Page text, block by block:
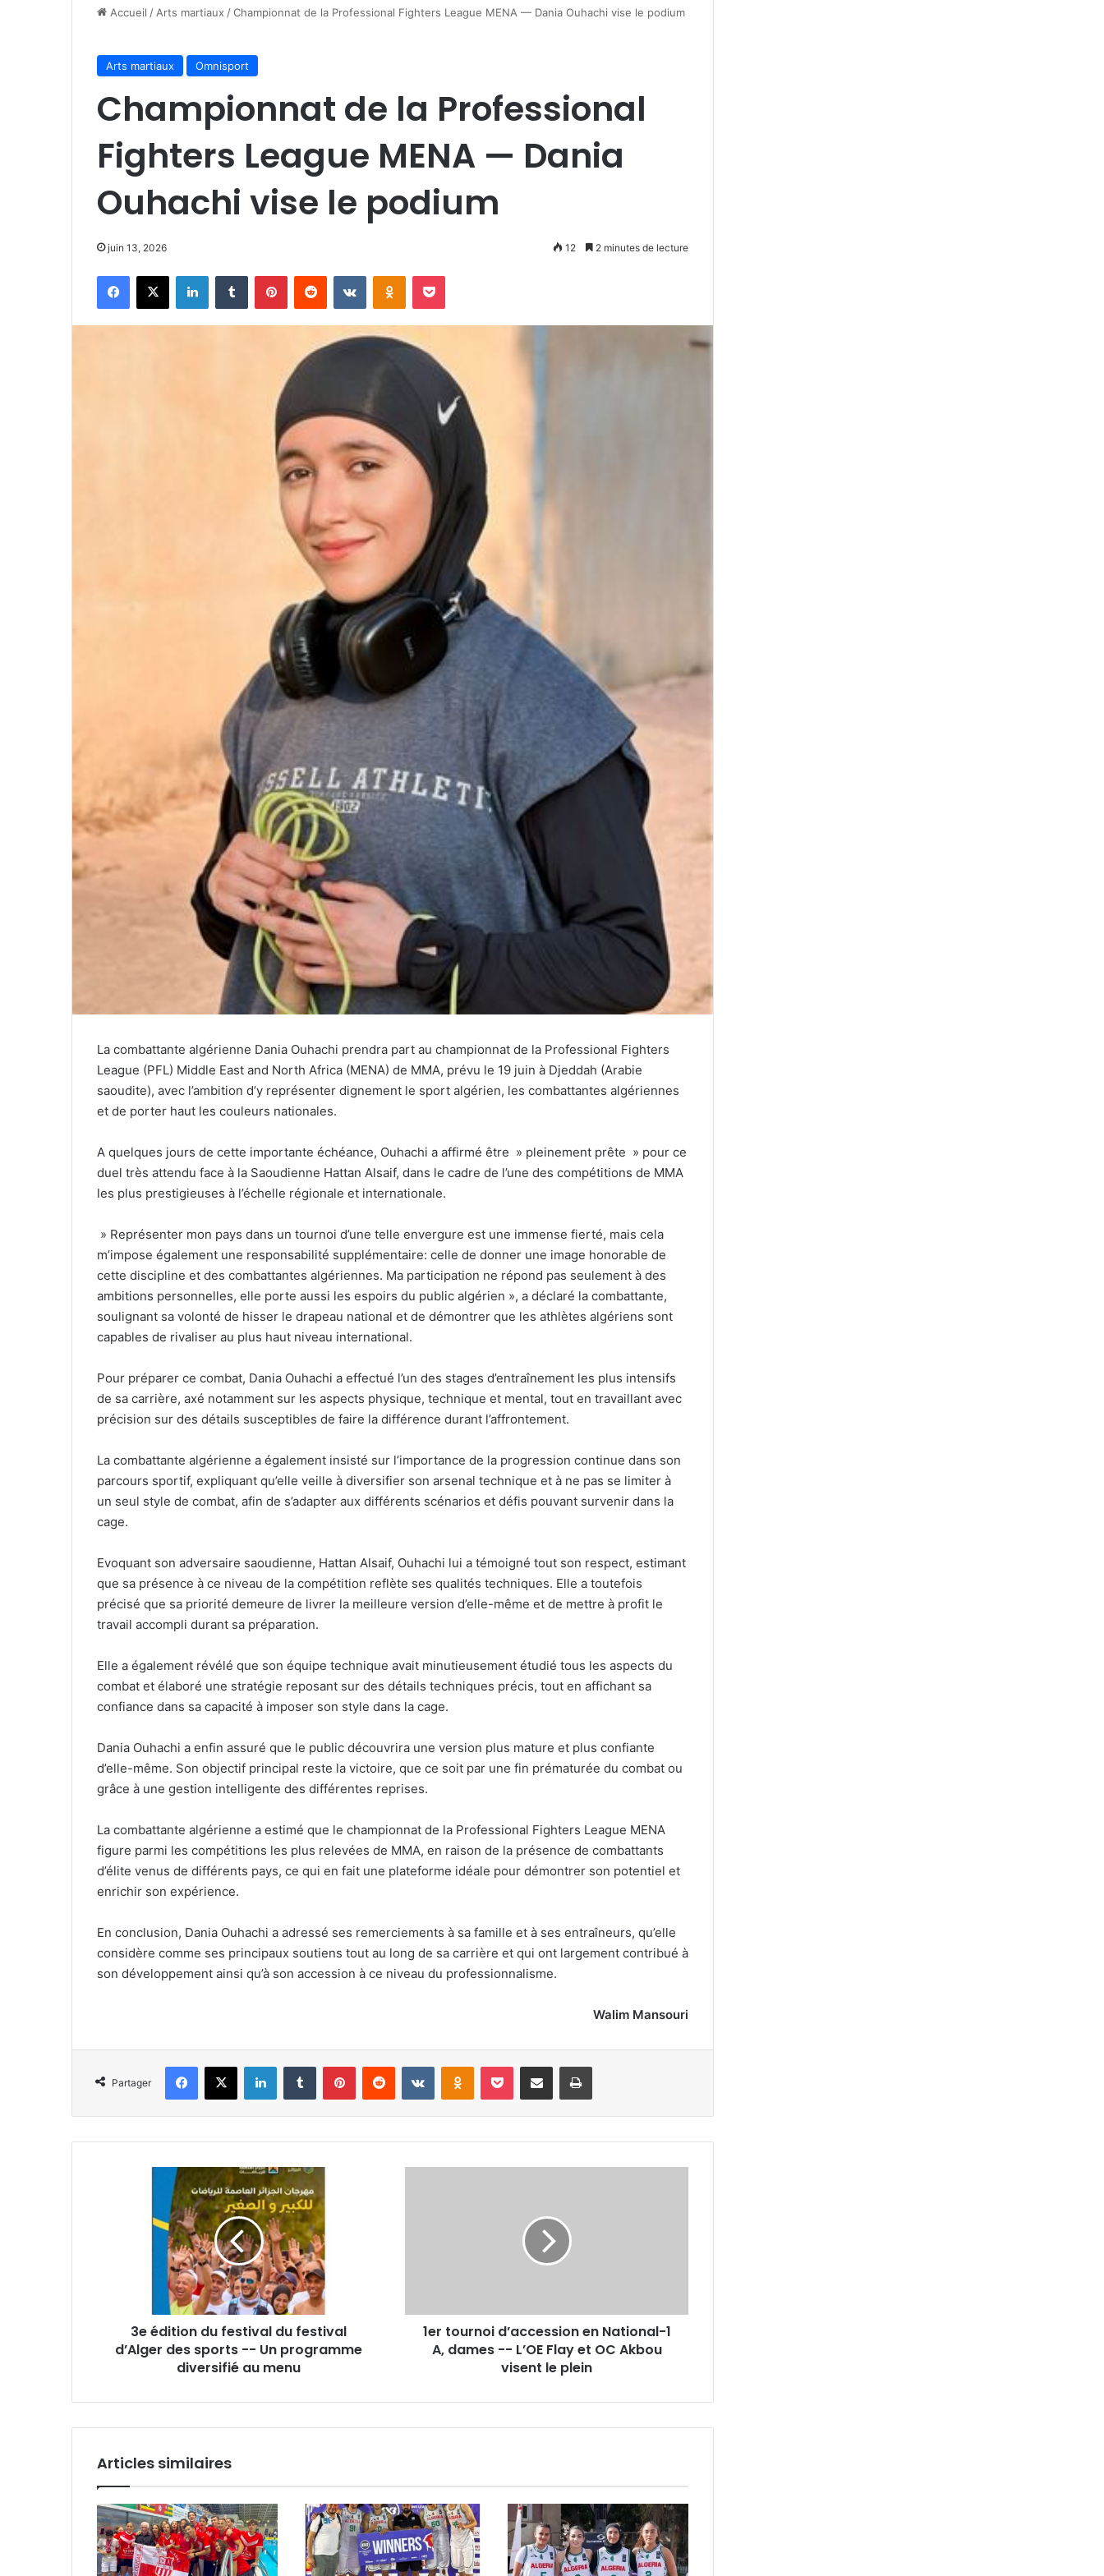
Accueil / Arts martiaux /Championnat de la Professional Fighters League MENA — Dania Ouhachi vise le podium
Arts martiaux Omnisport
Championnat de la Professional
Fighters League MENA — Dania
Ouhachi vise le podium
juin 13, 2026 12 2 minutes de lecture
Facebook
X LinkedinTumblr PinterestReddit VKontakteOdnoklassniki
Pocket
La combattante algérienne Dania Ouhachi prendra part au championnat de la Professional Fighters
League (PFL) Middle East and North Africa (MENA) de MMA, prévu le 19 juin à Djeddah (Arabie
saoudite), avec l’ambition d’y représenter dignement le sport algérien, les combattantes algériennes
et de porter haut les couleurs nationales.
A quelques jours de cette importante échéance, Ouhachi a affirmé être » pleinement prête » pour ce
duel très attendu face à la Saoudienne Hattan Alsaif, dans le cadre de l’une des compétitions de MMA
les plus prestigieuses à l’échelle régionale et internationale.
» Représenter mon pays dans un tournoi d’une telle envergure est une immense fierté, mais cela
m’impose également une responsabilité supplémentaire: celle de donner une image honorable de
cette discipline et des combattantes algériennes. Ma participation ne répond pas seulement à des
ambitions personnelles, elle porte aussi les espoirs du public algérien », a déclaré la combattante,
soulignant sa volonté de hisser le drapeau national et de démontrer que les athlètes algériens sont
capables de rivaliser au plus haut niveau international.
Pour préparer ce combat, Dania Ouhachi a effectué l’un des stages d’entraînement les plus intensifs
de sa carrière, axé notamment sur les aspects physique, technique et mental, tout en travaillant avec
précision sur des détails susceptibles de faire la différence durant l’affrontement.
La combattante algérienne a également insisté sur l’importance de la progression continue dans son
parcours sportif, expliquant qu’elle veille à diversifier son arsenal technique et à ne pas se limiter à
un seul style de combat, afin de s’adapter aux différents scénarios et défis pouvant survenir dans la
cage.
Evoquant son adversaire saoudienne, Hattan Alsaif, Ouhachi lui a témoigné tout son respect, estimant
que sa présence à ce niveau de la compétition reflète ses qualités techniques. Elle a toutefois
précisé que sa priorité demeure de livrer la meilleure version d’elle-même et de mettre à profit le
travail accompli durant sa préparation.
Elle a également révélé que son équipe technique avait minutieusement étudié tous les aspects du
combat et élaboré une stratégie reposant sur des détails techniques précis, tout en affichant sa
confiance dans sa capacité à imposer son style dans la cage.
Dania Ouhachi a enfin assuré que le public découvrira une version plus mature et plus confiante
d’elle-même. Son objectif principal reste la victoire, que ce soit par une fin prématurée du combat ou
grâce à une gestion intelligente des différentes reprises.
La combattante algérienne a estimé que le championnat de la Professional Fighters League MENA
figure parmi les compétitions les plus relevées de MMA, en raison de la présence de combattants
d’élite venus de différents pays, ce qui en fait une plateforme idéale pour démontrer son potentiel et
enrichir son expérience.
En conclusion, Dania Ouhachi a adressé ses remerciements à sa famille et à ses entraîneurs, qu’elle
considère comme ses principaux soutiens tout au long de sa carrière et qui ont largement contribué à
son développement ainsi qu’à son accession à ce niveau du professionnalisme.
Walim Mansouri
Partager
Facebook
X LinkedinTumblr PinterestReddit VKontakteOdnoklassniki
Pocket Partager par email Imprimer
3e édition du festival du festival
d’Alger des sports -- Un programme
diversifié au menu
-
1er tournoi d’accession en National-1
A, dames -- L’OE Flay et OC Akbou
visent le plein
Articles similaires